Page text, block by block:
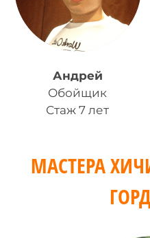
Андрей
Обойщик
Стаж 7 лет
МАСТЕРА